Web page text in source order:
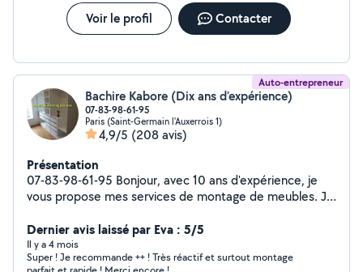
Voir le profil Contacter
Auto-entrepreneur
Bachire Kabore (Dix ans d’expérience)
07-83-98-61-95
Paris (Saint-Germain l'Auxerrois 1)
4,9/5 (208 avis)
Présentation
07-83-98-61-95 Bonjour, avec 10 ans d'expérience, je
vous propose mes services de montage de meubles. Je
Leroy Merlin, Conforama, etc.). Spécialiste dressing
PAX, lits, armoires, canapés. Monteur expérimenté, je
dispose de tout le matériel nécessaire
Dernier avis laissé par Eva : 5/5
Il y a 4 mois
Super ! Je recommande ++ ! Très réactif et surtout montage